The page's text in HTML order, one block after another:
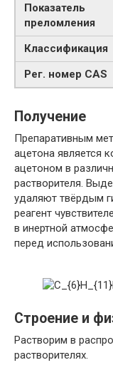
Показатель
преломления
Классификация
Рег. номер CAS
Получение
Препаративным
ацетона является
ацетоном в
растворителя.
удаляют твёрдым
реагент
в инертной
перед
Строение и
Растворим в
растворителях.